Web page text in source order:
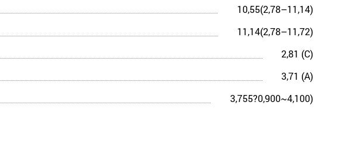
10,55(2,78–11,14)
11,14(2,78–11,72)
2,81 (С)
3,71 (A)
3,755?0,900~4,100)